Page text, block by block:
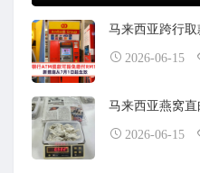
马来西亚跨行
2026-06-15
马来西亚燕窝直
2026-06-15